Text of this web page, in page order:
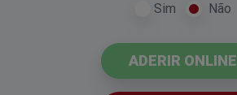
Sim
Não
ADERIR ONLINE